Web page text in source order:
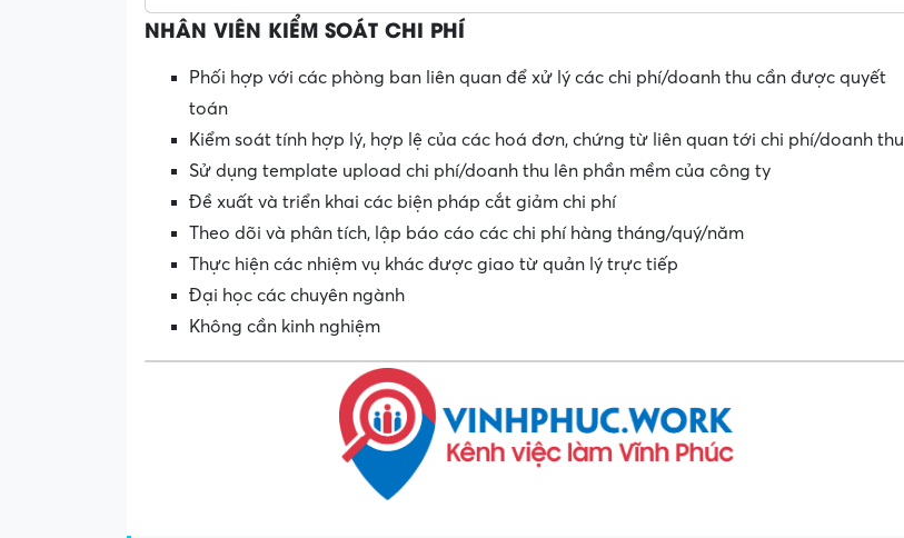
NHÂN VIÊN KIỂM SOÁT CHI PHÍ
Phối hợp với các phòng ban liên quan để xử lý các chi phí/doanh thu cần được quyết
toán
Kiểm soát tính hợp lý, hợp lệ của các hoá đơn, chứng từ liên quan tới chi phí/doanh thu
Sử dụng template upload chi phí/doanh thu lên phần mềm của công ty
Đề xuất và triển khai các biện pháp cắt giảm chi phí
Theo dõi và phân tích, lập báo cáo các chi phí hàng tháng/quý/năm
Thực hiện các nhiệm vụ khác được giao từ quản lý trực tiếp
Đại học các chuyên ngành
Không cần kinh nghiệm